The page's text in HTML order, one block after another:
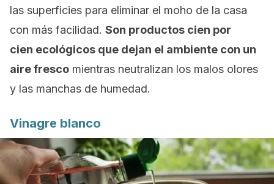
las superficies para eliminar el moho de la casa
con más facilidad. Son productos cien por
cien ecológicos que dejan el ambiente con un
aire fresco mientras neutralizan los malos olores
y las manchas de humedad.
Vinagre blanco